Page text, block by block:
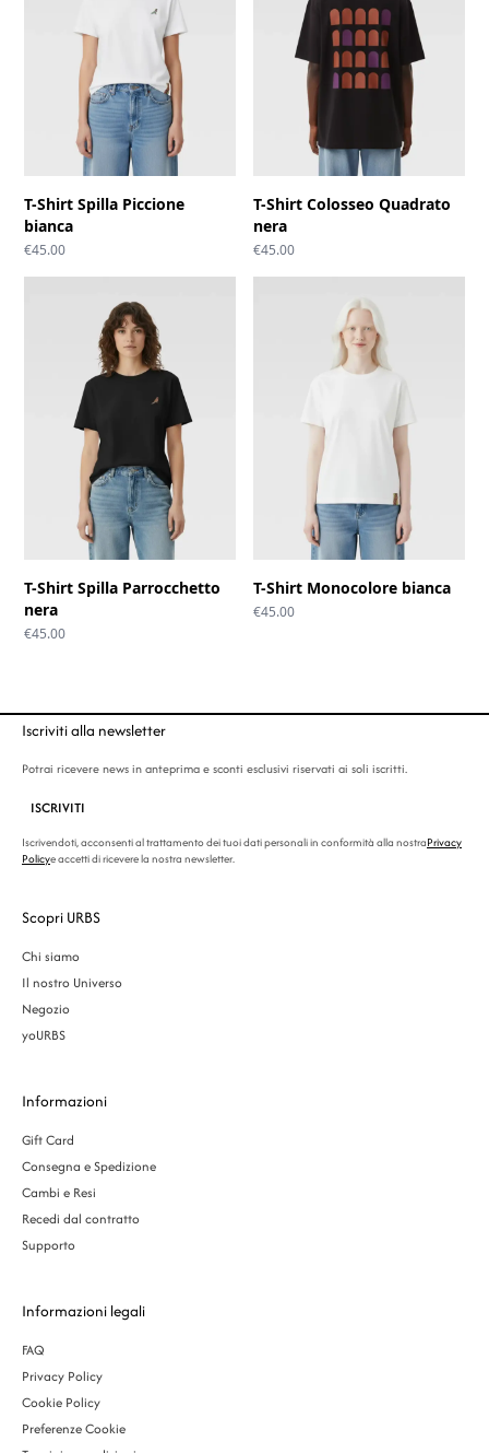
T-Shirt Spilla Piccione
bianca
€45.00
T-Shirt Colosseo Quadrato
nera
€45.00
T-Shirt Spilla Parrocchetto
nera
€45.00
T-Shirt Monocolore bianca
€45.00
Iscriviti alla newsletter
Potrai ricevere news in anteprima e sconti esclusivi riservati ai soli iscritti.
ISCRIVITI
Iscrivendoti, acconsenti al trattamento dei tuoi dati personali in conformità alla nostraPrivacy
Policye accetti di ricevere la nostra newsletter.
Scopri URBS
Chi siamo
Il nostro Universo
Negozio
yoURBS
Informazioni
Gift Card
Consegna e Spedizione
Cambi e Resi
Recedi dal contratto
Supporto
Informazioni legali
FAQ
Privacy Policy
Cookie Policy
Preferenze Cookie